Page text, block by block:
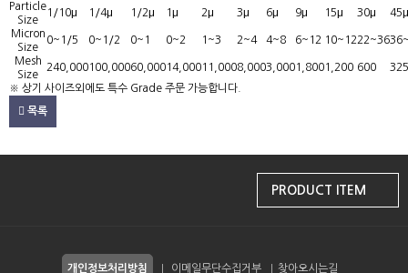
Particle
Size
1/10μ 1/4μ 1/2μ 1μ 2μ 3μ 6μ 9μ 15μ 30μ
45μ
Micron
Size
0~1/5 0~1/2 0~1 0~2 1~3 2~4 4~8 6~12 10~1222~36
Mesh
Size
240,000100,00060,00014,00011,0008,0003,0001,8001,200 600
325
※ 상기 사이즈외에도 특수 Grade 주문 가능합니다.
목록
PRODUCT ITEM
개인정보처리방침 이메일무단수집거부 찾아오시는길